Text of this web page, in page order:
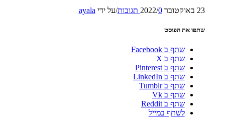
23 באוקטובר 2022 /0 תגובות /על ידי ayala
שתפו את הפוסט
שתף ב Facebook
שתף ב X
שתף ב Pinterest
שתף ב LinkedIn
שתף ב Tumblr
שתף ב Vk
שתף ב Reddit
לשתף במייל